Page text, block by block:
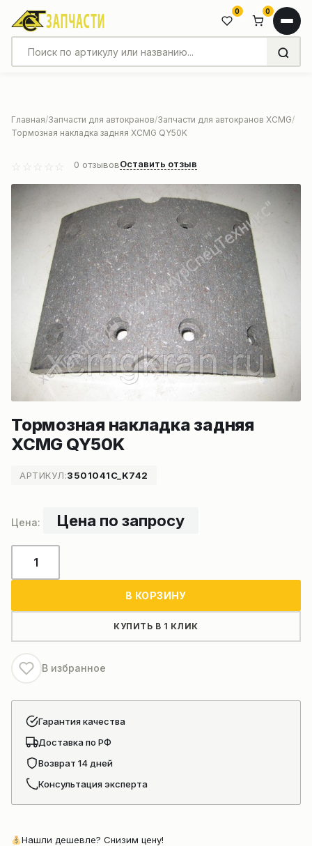
0 0
Главная Запчасти для автокранов Запчасти для автокранов XCMG
Тормозная накладка задняя XCMG QY50K
0 отзывовОставить отзыв
Тормозная накладка задняя
XCMG QY50K
АРТИКУЛ:3501041C_K742
Цена по запросу
товара
XCMG
QY50K
В КОРЗИНУ
КУПИТЬ В 1 КЛИК
В избранное
Гарантия качества
Доставка по РФ
Возврат 14 дней
Консультация эксперта
Нашли дешевле? Снизим цену!